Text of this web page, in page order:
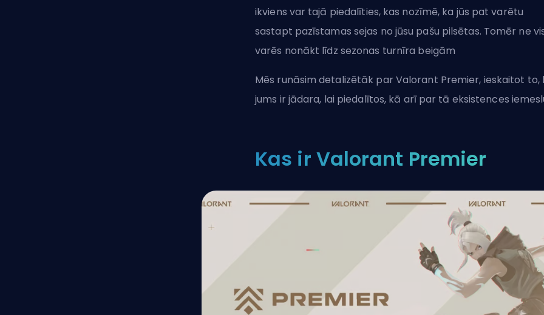
ikviens var tajā piedalīties, kas nozīmē, ka jūs pat varētu
sastapt pazīstamas sejas no jūsu pašu pilsētas. Tomēr ne
varēs nonākt līdz sezonas turnīra beigām
Mēs runāsim detalizētāk par Valorant Premier, ieskaitot to,
jums ir jādara, lai piedalītos, kā arī par tā eksistences
Kas ir Valorant Premier